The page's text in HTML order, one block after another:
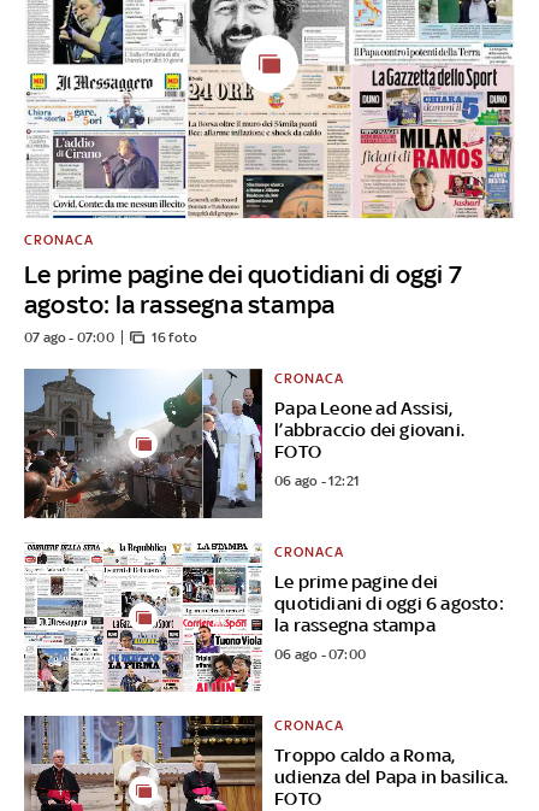
Le prime pagine dei quotidiani di oggi 7
agosto: la rassegna stampa
CRONACA
07 ago - 07:00 16 foto
Papa Leone ad Assisi,
l’abbraccio dei giovani.
FOTO
CRONACA
06 ago - 12:21
Le prime pagine dei
quotidiani di oggi 6 agosto:
la rassegna stampa
CRONACA
06 ago - 07:00
Troppo caldo a Roma,
udienza del Papa in basilica.
FOTO
CRONACA